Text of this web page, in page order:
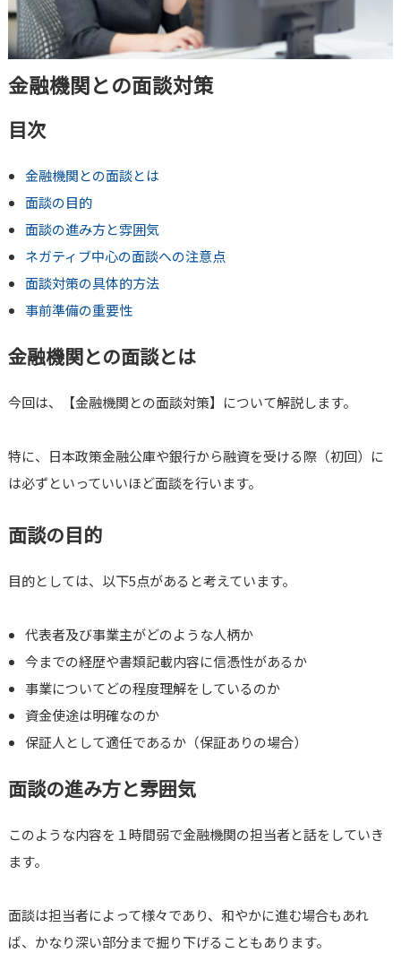
金融機関との面談対策
目次
金融機関との面談とは
面談の目的
面談の進み方と雰囲気
ネガティブ中心の面談への注意点
面談対策の具体的方法
事前準備の重要性
金融機関との面談とは
今回は、【金融機関との面談対策】について解説します。
特に、日本政策金融公庫や銀行から融資を受ける際（初回）に
は必ずといっていいほど面談を行います。
面談の目的
目的としては、以下5点があると考えています。
代表者及び事業主がどのような人柄か
今までの経歴や書類記載内容に信憑性があるか
事業についてどの程度理解をしているのか
資金使途は明確なのか
保証人として適任であるか（保証ありの場合）
面談の進み方と雰囲気
このような内容を１時間弱で金融機関の担当者と話をしていき
ます。
面談は担当者によって様々であり、和やかに進む場合もあれ
ば、かなり深い部分まで掘り下げることもあります。